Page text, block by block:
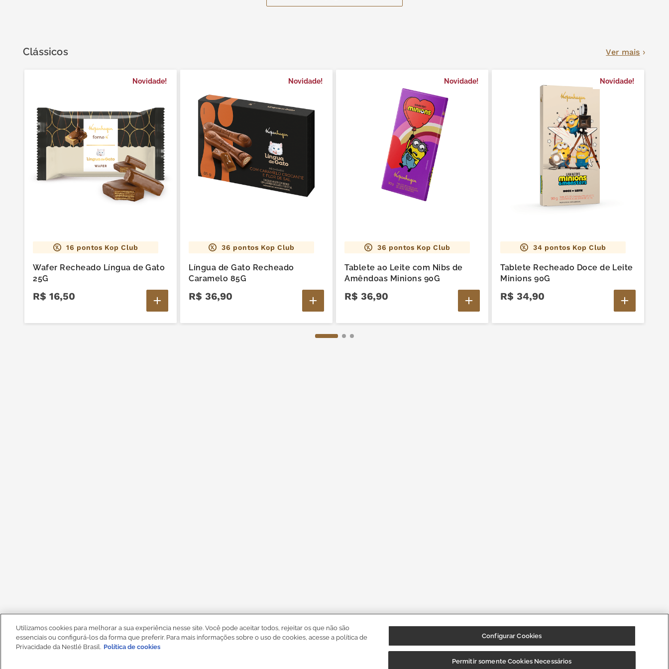
Clássicos Ver mais
Novidade!
16 pontos Kop Club
Wafer Recheado Língua de Gato
25G
R$ 16,50
Novidade!
36 pontos Kop Club
Língua de Gato Recheado
Caramelo 85G
R$ 36,90
Novidade!
36 pontos Kop Club
Tablete ao Leite com Nibs de
Amêndoas Minions 90G
R$ 36,90
Novidade!
34 pontos Kop Club
Tablete Recheado Doce de Leite
Minions 90G
R$ 34,90
Utilizamos cookies para melhorar a sua experiência nesse site. Você pode aceitar todos, rejeitar os que não são
essenciais ou configurá-los da forma que preferir. Para mais informações sobre o uso de cookies, acesse a política de
Privacidade da Nestlé Brasil. Política de cookies
Configurar Cookies
Permitir somente Cookies Necessários